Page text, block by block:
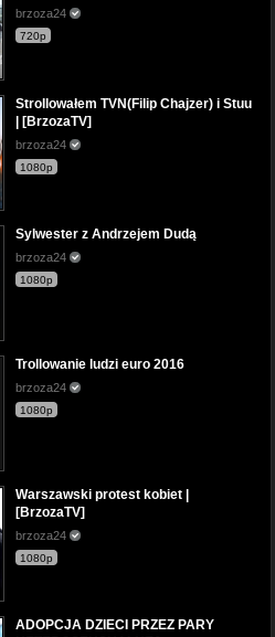
brzoza24
720p
Strollowałem TVN(Filip Chajzer) i Stuu
| [BrzozaTV]
brzoza24
1080p
Sylwester z Andrzejem Dudą
brzoza24
1080p
Trollowanie ludzi euro 2016
brzoza24
1080p
Warszawski protest kobiet |
[BrzozaTV]
brzoza24
1080p
ADOPCJA DZIECI PRZEZ PARY